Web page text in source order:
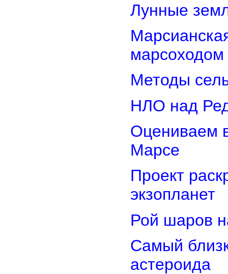
Лунные
марсоходом
Методы
НЛО над
Оцениваем
Марсе
Проект
экзопланет
Рой шаров
Самый
астероида